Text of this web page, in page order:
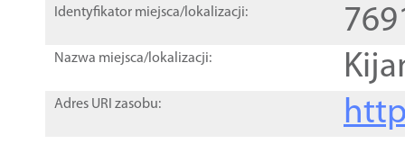
Identyfikator miejsca/lokalizacji:
Nazwa miejsca/lokalizacji:
Adres URI zasobu: